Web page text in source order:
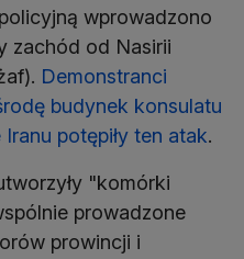
wprowadzono
zachód od Nasirii
Demonstranci
budynek konsulatu
potępiły ten atak.
"komórki
prowadzone
prowincji i